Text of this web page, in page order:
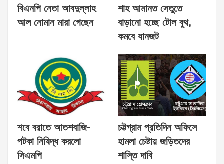
বিএনপি নেতা আবদুল্লাহ
আল নোমান মারা গেছেন
শাহ আমানত সেতুতে
বাড়ানো হচ্ছে টোল বুথ,
কমবে যানজট
শবে বরাতে আতশবাজি-
পটকা নিষিদ্ধ করলো
সিএমপি
চট্টগ্রাম প্রতিদিন অফিসে
হামলা চেষ্টায় জড়িতদের
শাস্তি দাবি